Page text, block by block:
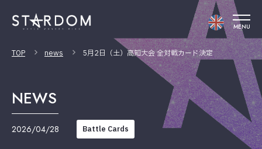
MENU
TOP news 5月2日（土）高知大会 全対戦カード決定
NEWS
2026/04/28 Battle Cards